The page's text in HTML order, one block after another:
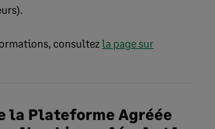
consultez la page sur
la Plateforme Agréée